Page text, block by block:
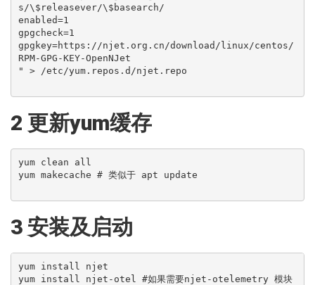
s/\$releasever/\$basearch/
enabled=1
gpgcheck=1
gpgkey=https://njet.org.cn/download/linux/centos/
RPM-GPG-KEY-OpenNJet
" > /etc/yum.repos.d/njet.repo
2 更新yum缓存
yum clean all
yum makecache # 类似于 apt update
3 安装及启动
yum install njet
yum install njet-otel #如果需要njet-otelemetry 模块